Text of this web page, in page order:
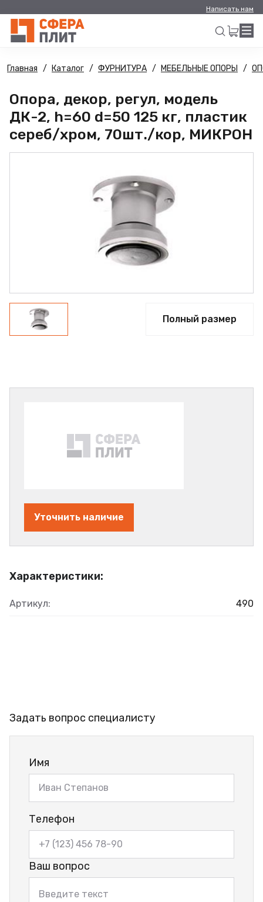
Написать нам
Искать
Главная Каталог ФУРНИТУРА МЕБЕЛЬНЫЕ ОПОРЫ
Опора, декор, регул, модель
ДК-2, h=60 d=50 125 кг, пластик
сереб/хром, 70шт./кор, МИКРОН
Полный размер
Характеристики:
Артикул: 490
Уточнить наличие
Задать вопрос специалисту
Имя
Телефон
Ваш вопрос